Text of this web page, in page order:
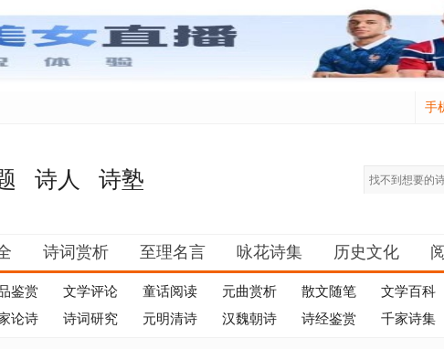
手
诗人 诗塾
诗词赏析 至理名言 咏花诗集 历史文化
鉴赏 文学评论 童话阅读 元曲赏析 散文随笔 文学百科
论诗 诗词研究 元明清诗 汉魏朝诗 诗经鉴赏 千家诗集